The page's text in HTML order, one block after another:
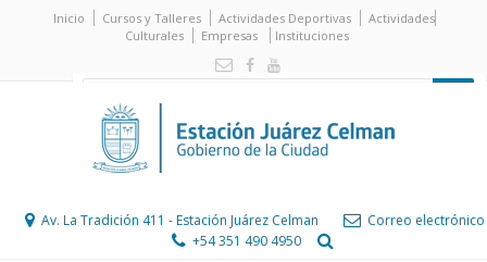
Inicio Cursos y Talleres Actividades Deportivas
Actividades
Culturales
Empresas Instituciones
Av. La Tradición 411 - Estación Juárez Celman
Correo electrónico
+54 351 490 4950